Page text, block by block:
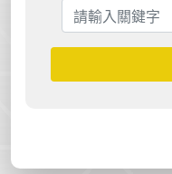
搜尋